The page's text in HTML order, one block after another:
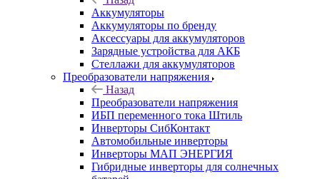
Аккумуляторы
Аккумуляторы по бренду
Аксессуары для аккумуляторов
Зарядные устройства для АКБ
Стеллажи для аккумуляторов
Преобразователи напряжения
Назад
Преобразователи напряжения
ИБП переменного тока Штиль
Инверторы СибКонтакт
Автомобильные инверторы
Инверторы МАП ЭНЕРГИЯ
Гибридные инверторы для солнечных